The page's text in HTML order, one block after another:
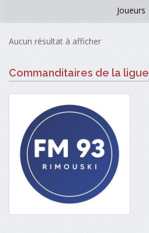
Joueurs
Aucun résultat à afficher
Commanditaires de la ligue